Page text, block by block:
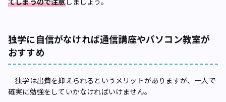
独学に自信がなければ通信講座やパソコン教室が
おすすめ
独学は出費を抑えられるというメリットがありますが、一人で
確実に勉強をしていかなければいけません。